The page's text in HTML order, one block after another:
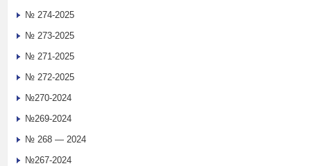
№ 274-2025
№ 273-2025
№ 271-2025
№ 272-2025
№270-2024
№269-2024
№ 268 — 2024
№267-2024